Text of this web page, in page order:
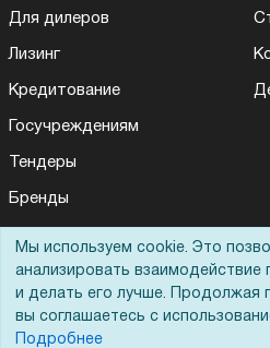
Для дилеров
Лизинг
Кредитование
Госучреждениям
Тендеры
Бренды
Помощь
Мы используем cookie. Это
анализировать взаимодействие
и делать его лучше. Продолжая
вы соглашаетесь с
Подробнее